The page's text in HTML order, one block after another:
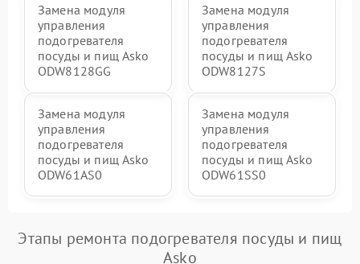
Замена модуля
управления
подогревателя
посуды и пищ Asko
ODW8128GG
Замена модуля
управления
подогревателя
посуды и пищ Asko
ODW8127S
Замена модуля
управления
подогревателя
посуды и пищ Asko
ODW61AS0
Замена модуля
управления
подогревателя
посуды и пищ Asko
ODW61SS0
Этапы ремонта подогревателя посуды и пищ
Asko